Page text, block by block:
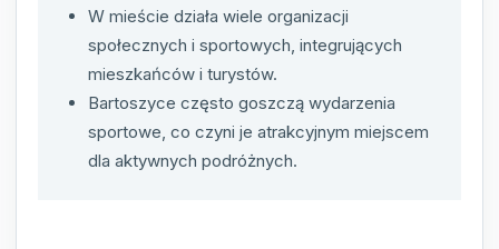
W mieście działa wiele organizacji
społecznych i sportowych, integrujących
mieszkańców i turystów.
Bartoszyce często goszczą wydarzenia
sportowe, co czyni je atrakcyjnym miejscem
dla aktywnych podróżnych.